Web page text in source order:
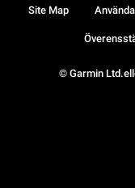
© Garmin
Site Map